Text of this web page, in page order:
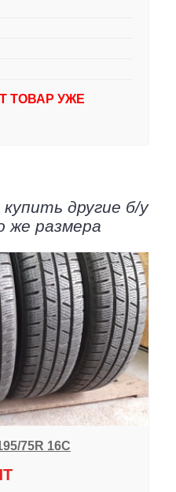
ТОВАР УЖЕ
другие б/у
же размера
75R 16C